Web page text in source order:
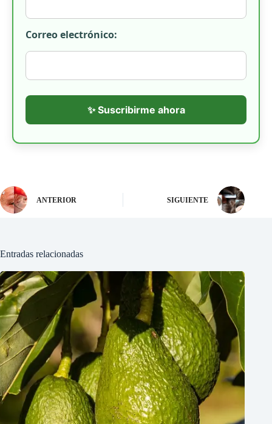
Correo electrónico:
✨ Suscribirme ahora
ANTERIOR SIGUIENTE
Entradas relacionadas